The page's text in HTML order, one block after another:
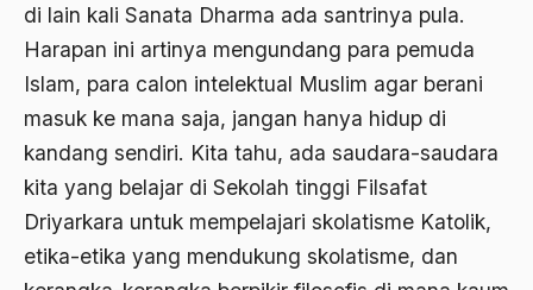
di lain kali Sanata Dharma ada santrinya pula.
Harapan ini artinya mengundang para pemuda
Islam, para calon intelektual Muslim agar berani
masuk ke mana saja, jangan hanya hidup di
kandang sendiri. Kita tahu, ada saudara-saudara
kita yang belajar di Sekolah tinggi Filsafat
Driyarkara untuk mempelajari skolatisme Katolik,
etika-etika yang mendukung skolatisme, dan
Agama Hukum
Agama Inovasi
Agama Islam
agama populer
Agama Terang